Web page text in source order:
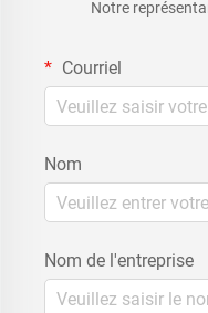
Notre
Courriel
Nom
Nom de l'entreprise